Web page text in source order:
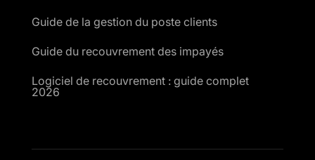
Guide de la gestion du poste clients
Guide du recouvrement des impayés
Logiciel de recouvrement : guide complet
2026